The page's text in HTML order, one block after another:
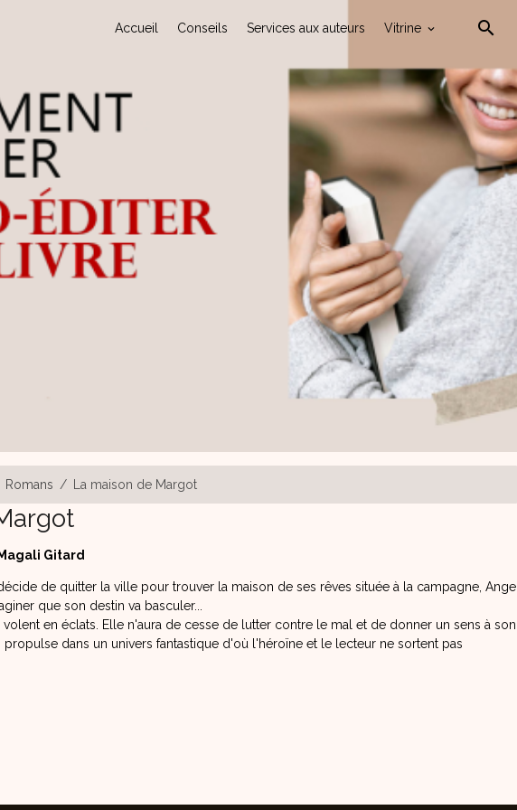
Accueil Conseils Services aux auteurs Vitrine
Romans La maison de Margot
Gitard
de quitter la ville pour trouver la maison de ses rêves située à la campagne, Ange
que son destin va basculer...
volent en éclats. Elle n'aura de cesse de lutter contre le mal et de donner un sens à son
propulse dans un univers fantastique d'où l'héroïne et le lecteur ne sortent pas